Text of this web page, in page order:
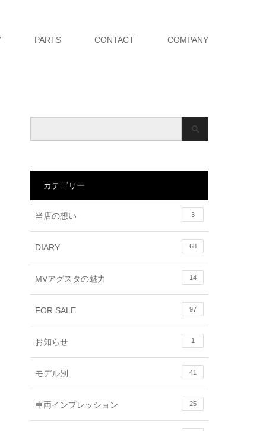
PARTS CONTACT COMPANY
カテゴリー
当店の想い 3
DIARY 68
MVアグスタの魅力 14
FOR SALE 97
お知らせ 1
モデル別 41
車両インプレッション 25